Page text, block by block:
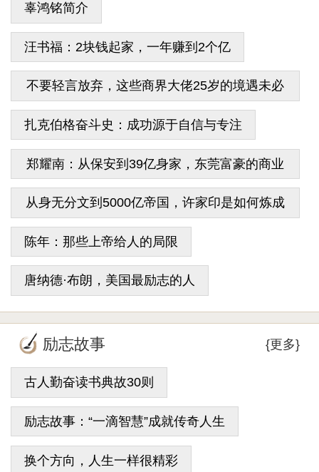
辜鸿铭简介
汪书福：2块钱起家，一年赚到2个亿
不要轻言放弃，这些商界大佬25岁的境遇未必
比你强
扎克伯格奋斗史：成功源于自信与专注
郑耀南：从保安到39亿身家，东莞富豪的商业
密码
从身无分文到5000亿帝国，许家印是如何炼成
的？
陈年：那些上帝给人的局限
唐纳德·布朗，美国最励志的人
励志故事 {更多}
古人勤奋读书典故30则
励志故事：“一滴智慧”成就传奇人生
换个方向，人生一样很精彩